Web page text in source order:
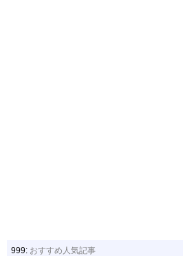
999: おすすめ人気記事